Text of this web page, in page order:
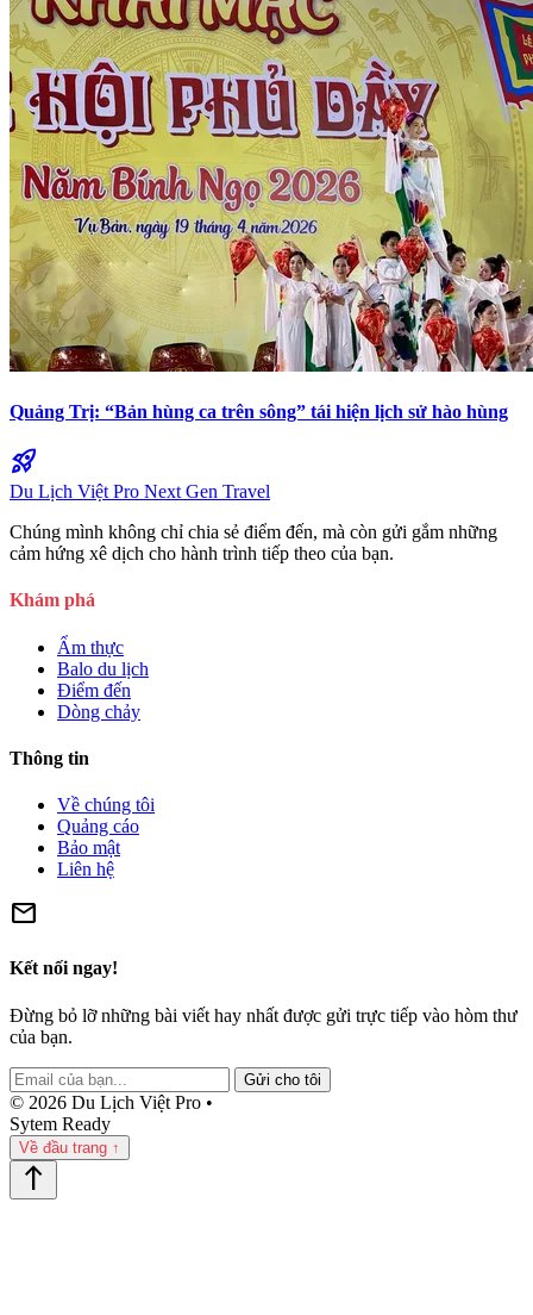
Quảng Trị: “Bản hùng ca trên sông” tái hiện lịch sử hào hùng
rocket_launch
Du Lịch Việt Pro Next Gen Travel
Chúng mình không chỉ chia sẻ điểm đến, mà còn gửi gắm những
cảm hứng xê dịch cho hành trình tiếp theo của bạn.
Khám phá
Ẩm thực
Balo du lịch
Điểm đến
Dòng chảy
Thông tin
Về chúng tôi
Quảng cáo
Bảo mật
Liên hệ
mail
Kết nối ngay!
Đừng bỏ lỡ những bài viết hay nhất được gửi trực tiếp vào hòm thư
của bạn.
Gửi cho tôi
© 2026 Du Lịch Việt Pro •
Sytem Ready
Về đầu trang ↑
north